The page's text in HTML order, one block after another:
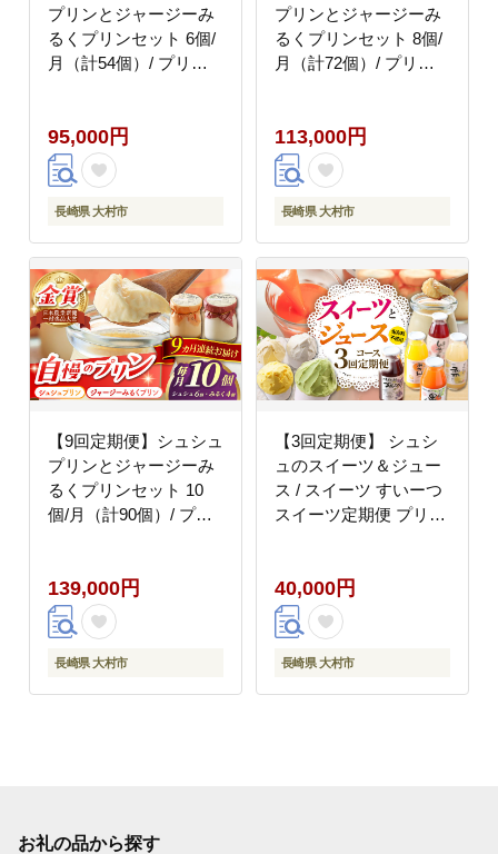
プリンとジャージーみ
るくプリンセット 6個/
月（計54個）/ プリン
むら夢ファームシュシ
ュ [ACAA314]
95,000円
長崎県 大村市
プリンとジャージーみ
るくプリンセット 8個/
月（計72個）/ プリン
むら夢ファームシュシ
ュ [ACAA318]
113,000円
長崎県 大村市
【9回定期便】シュシュ
プリンとジャージーみ
るくプリンセット 10
個/月（計90個）/ プリ
おおむら夢ファームシ
ュシュ [ACAA322]
139,000円
長崎県 大村市
【3回定期便】 シュシ
ュのスイーツ＆ジュー
ス / スイーツ すいーつ
スイーツ定期便 プリン
あいすくりーむ ジェラ
ート じぇらーと / 大村
市 / おおむら夢ファー
ムシュシュ[ACAA059]
40,000円
長崎県 大村市
お礼の品から探す